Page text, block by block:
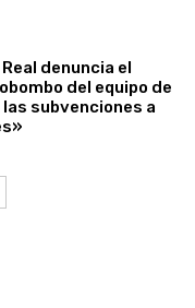
denuncia el
del equipo de
subvenciones a